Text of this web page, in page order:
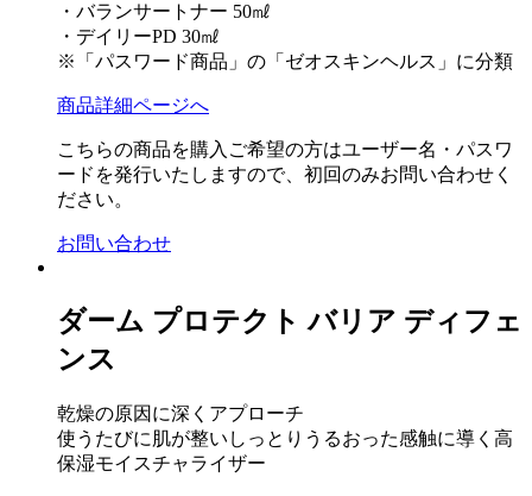
・バランサートナー 50㎖
・デイリーPD 30㎖
※「パスワード商品」の「ゼオスキンヘルス」に分類
商品詳細ページへ
こちらの商品を購入ご希望の方はユーザー名・パスワ
ードを発行いたしますので、初回のみお問い合わせく
ださい。
お問い合わせ
ダーム プロテクト バリア ディフェ
ンス
乾燥の原因に深くアプローチ
使うたびに肌が整いしっとりうるおった感触に導く高
保湿モイスチャライザー